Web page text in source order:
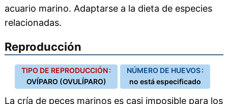
acuario marino. Adaptarse a la dieta de especies
relacionadas.
Reproducción
TIPO DE REPRODUCCIÓN :
OVÍPARO (OVULÍPARO)
NÚMERO DE HUEVOS :
no está especificado
La cría de peces marinos es casi imposible para los